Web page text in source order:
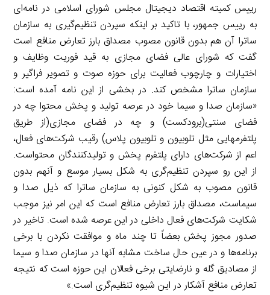
رییس کمیته اقتصاد دیجیتال مجلس شورای اسلامی در نامه‌ای
به رییس جمهور، با تاکید بر اینکه سپردن تنظیم‌گیری به سازمان
ساترا آن هم بدون قانون مصوب مصداق بارز تعارض منافع است
گفت که شورای عالی فضای مجازی به قید فوریت وظایف و
اختیارات و چارچوب فعالیت برای حوزه صوت و تصویر فراگیر و
سازمان ساترا مشخص کند. در بخشی از این نامه آمده است:
«سازمان صدا و سیما خود در عرصه تولید و پخش محتوا چه در
فضای سنتی(برودکست) و چه در فضای مجازی(از طریق
پلتفرمهایی مثل تلوبیون و تلوبیون پلاس) رقیب شرکت‌های فعال،
اعم از شرکت‌های دارای پلتفرم پخش و تولیدکنندگان محتواست.
از این رو سپردن تنظیم‌گری به شکل بسیار موسع و آنهم بدون
قانون مصوب به شکل کنونی به سازمان ساترا که ذیل صدا و
سیماست، مصداق بارز تعارض منافع است که این امر نیز موجب
شکایت شرکت‌های فعال داخلی در این عرصه شده است. تاخیر در
صدور مجوز پخش بعضاً تا چند ماه و موافقت نکردن با برخی
برنامه‌ها و در عین حال ساخت مشابه آنها در سازمان صدا و سیما
از مصادیق گله و نارضایتی برخی فعالان این حوزه است که نتیجه
تعارض منافع آشکار در این شیوه تنظیم‌گری است.»